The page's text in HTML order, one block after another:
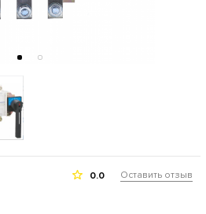
0.0 Оставить отзыв